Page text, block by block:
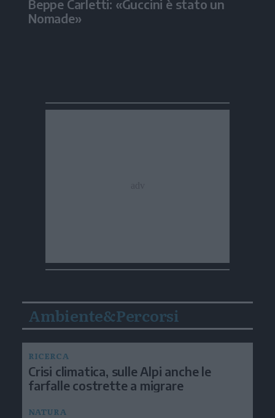
Beppe Carletti: «Guccini è stato un
Nomade»
Ambiente&Percorsi
RICERCA
Crisi climatica, sulle Alpi anche le
farfalle costrette a migrare
NATURA